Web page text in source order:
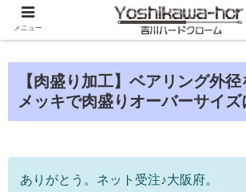
【肉盛り加工】ベアリング外
メッキで肉盛りオーバーサイ
ありがとう。ネット受注♪大阪府。
メニュー